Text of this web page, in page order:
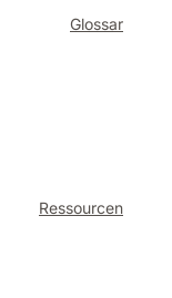
Glossar
Ressourcen